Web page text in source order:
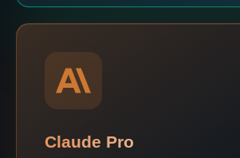
Claude Pro